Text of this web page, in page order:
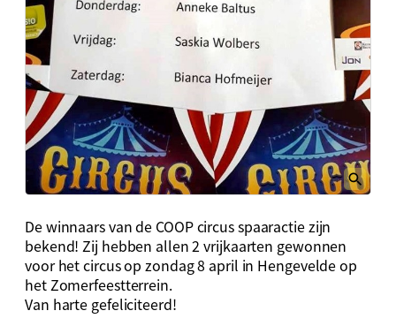
De winnaars van de COOP circus spaaractie zijn
bekend! Zij hebben allen 2 vrijkaarten gewonnen
voor het circus op zondag 8 april in Hengevelde op
het Zomerfeestterrein.
Van harte gefeliciteerd!